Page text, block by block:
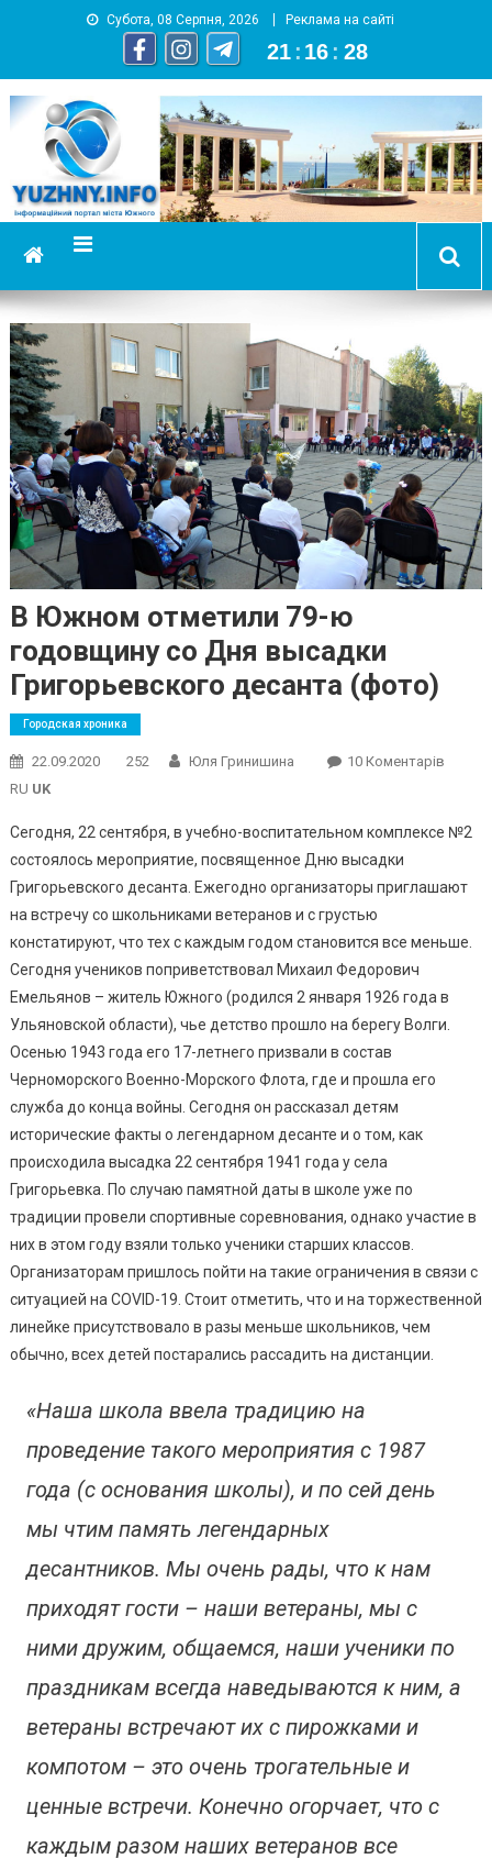
Субота, 08 Серпня, 2026 Реклама на сайті
21 : 16 : 30
YUZHNY.INFO
информационный портал города Южный
В Южном отметили 79-ю
годовщину со Дня высадки
Григорьевского десанта (фото)
Городская хроника
22.09.2020 252 Юля Гринишина 10 КоментарівДо
Ю
Со
RU UK
Сегодня, 22 сентября, в учебно-воспитательном комплексе №2
состоялось мероприятие, посвященное Дню высадки
Григорьевского десанта. Ежегодно организаторы приглашают
на встречу со школьниками ветеранов и с грустью
констатируют, что тех с каждым годом становится все меньше.
Сегодня учеников поприветствовал Михаил Федорович
Емельянов – житель Южного (родился 2 января 1926 года в
Ульяновской области), чье детство прошло на берегу Волги.
Осенью 1943 года его 17-летнего призвали в состав
Черноморского Военно-Морского Флота, где и прошла его
служба до конца войны. Сегодня он рассказал детям
исторические факты о легендарном десанте и о том, как
происходила высадка 22 сентября 1941 года у села
Григорьевка. По случаю памятной даты в школе уже по
традиции провели спортивные соревнования, однако участие в
них в этом году взяли только ученики старших классов.
Организаторам пришлось пойти на такие ограничения в связи с
ситуацией на COVID-19. Стоит отметить, что и на торжественной
линейке присутствовало в разы меньше школьников, чем
обычно, всех детей постарались рассадить на дистанции.
«Наша школа ввела традицию на
проведение такого мероприятия с 1987
года (с основания школы), и по сей день
мы чтим память легендарных
десантников. Мы очень рады, что к нам
приходят гости – наши ветераны, мы с
ними дружим, общаемся, наши ученики по
праздникам всегда наведываются к ним, а
ветераны встречают их с пирожками и
компотом – это очень трогательные и
ценные встречи. Конечно огорчает, что с
каждым разом наших ветеранов все